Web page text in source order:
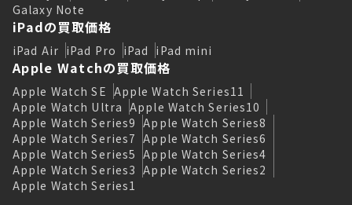
Galaxy Note
iPadの買取価格
iPad Air iPad Pro iPad iPad mini
Apple Watchの買取価格
Apple Watch SE Apple Watch Series11
Apple Watch Ultra Apple Watch Series10
Apple Watch Series9 Apple Watch Series8
Apple Watch Series7 Apple Watch Series6
Apple Watch Series5 Apple Watch Series4
Apple Watch Series3 Apple Watch Series2
Apple Watch Series1